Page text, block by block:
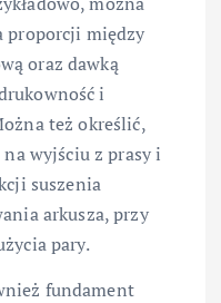
proporcji między
oraz dawką
i
też określić,
wyjściu z prasy i
suszenia
arkusza, przy
pary.
fundament